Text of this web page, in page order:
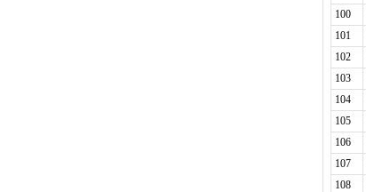
100
101
102
103
104
105
106
107
108